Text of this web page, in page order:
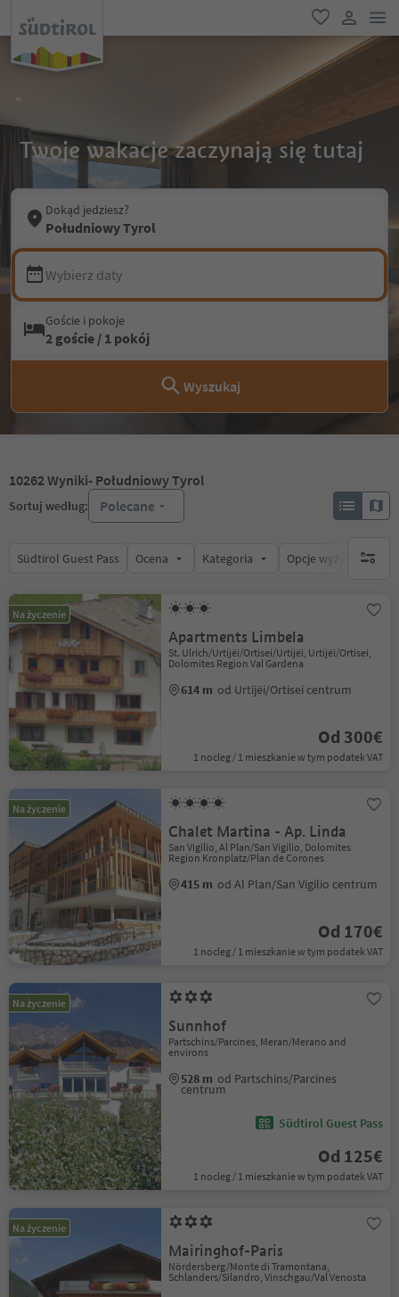
ulubione
link
Twoje wakacje zaczynają się tutaj
Dokąd jedziesz?
Południowy Tyrol
Wybierz daty
Goście i pokoje
2 goście / 1 pokój
Wyszukaj
10262Wyniki- Południowy Tyrol
Sortuj według: Polecane
Südtirol Guest Pass Ocena Kategoria Opcje wyżywieniabrak
Na życzenie
Apartments Limbela
St. Ulrich/Urtijëi/Ortisei/Urtijëi, Urtijëi/Ortisei,
Dolomites Region Val Gardena
614 m od Urtijëi/Ortisei centrum
Od 300€
1 nocleg / 1 mieszkanie w tym podatek VAT
Na życzenie
Chalet Martina - Ap. Linda
San Vigilio, Al Plan/San Vigilio, Dolomites
Region Kronplatz/Plan de Corones
415 m od Al Plan/San Vigilio centrum
Od 170€
1 nocleg / 1 mieszkanie w tym podatek VAT
Na życzenie
Sunnhof
Partschins/Parcines, Meran/Merano and
environs
528 m od Partschins/Parcines
centrum
Südtirol Guest Pass
Od 125€
1 nocleg / 1 mieszkanie w tym podatek VAT
Na życzenie
Mairinghof-Paris
Nördersberg/Monte di Tramontana,
Schlanders/Silandro, Vinschgau/Val Venosta